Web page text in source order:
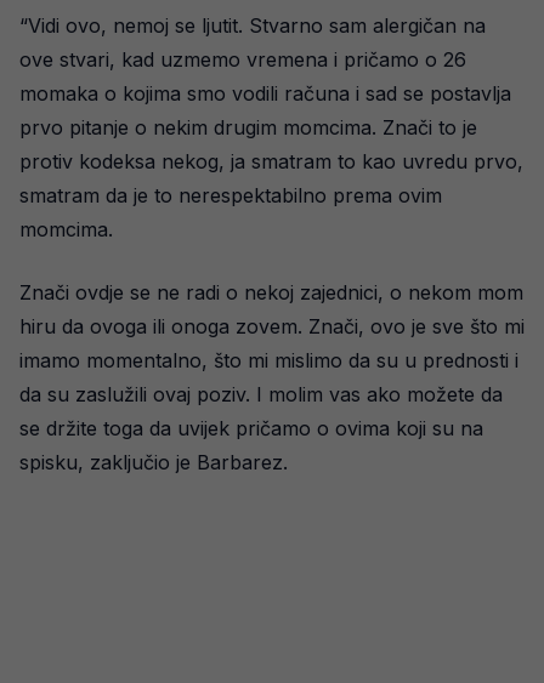
“Vidi ovo, nemoj se ljutit. Stvarno sam alergičan na
ove stvari, kad uzmemo vremena i pričamo o 26
momaka o kojima smo vodili računa i sad se postavlja
prvo pitanje o nekim drugim momcima. Znači to je
protiv kodeksa nekog, ja smatram to kao uvredu prvo,
smatram da je to nerespektabilno prema ovim
momcima.
Znači ovdje se ne radi o nekoj zajednici, o nekom mom
hiru da ovoga ili onoga zovem. Znači, ovo je sve što mi
imamo momentalno, što mi mislimo da su u prednosti i
da su zaslužili ovaj poziv. I molim vas ako možete da
se držite toga da uvijek pričamo o ovima koji su na
spisku, zaključio je Barbarez.